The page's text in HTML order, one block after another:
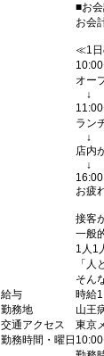
■お
お会
≪1日
オー
↓
ラン
↓
店内
↓
16:00
お疲
接客
一般
1人1
「
そん
給与
時給
勤務地
山王
交通アクセス
東京
勤務時間・曜日